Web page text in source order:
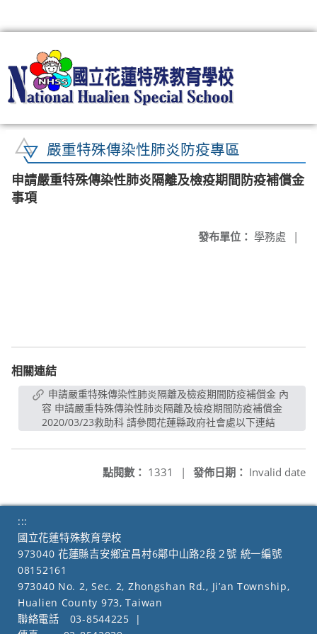
嚴重特殊傳染性肺炎防疫專區
申請嚴重特殊傳染性肺炎隔離及檢疫期間防疫補償金
事項
發布單位： 學務處 |
相關連結
容 申請嚴重特殊傳染性肺炎隔離及檢疫期間防疫補償金
2020/03/23救助科 請參閱花蓮縣政府社會處以下連結
發佈日期： Invalid date
點閱數： 1331 |
:::
國立花蓮特殊教育學校
973040 花蓮縣吉安鄉宜昌村6鄰中山路2段２號 統一編號
08152161
973040 No. 2, Sec. 2, Zhongshan Rd., Ji’an Township,
Hualien County 973, Taiwan
聯絡電話
03-8544225
|